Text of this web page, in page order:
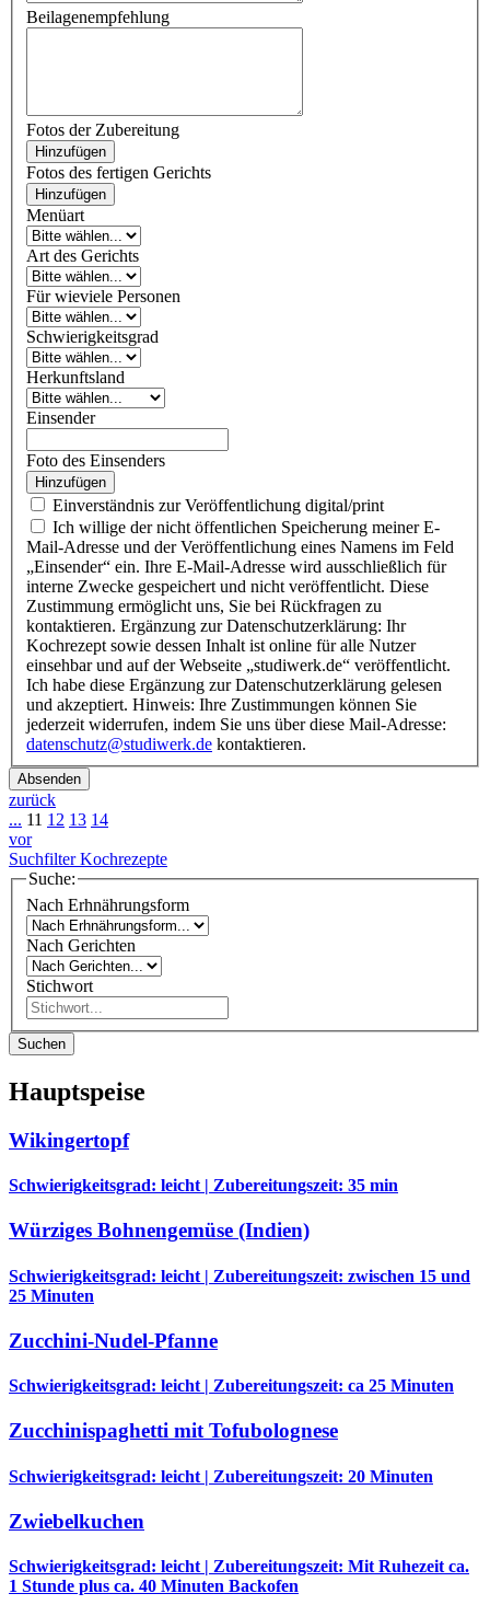
Beilagenempfehlung
Fotos der Zubereitung
Hinzufügen
Fotos des fertigen Gerichts
Hinzufügen
Menüart
Art des Gerichts
Für wieviele Personen
Schwierigkeitsgrad
Herkunftsland
Einsender
Foto des Einsenders
Hinzufügen
Einverständnis zur Veröffentlichung digital/print
Ich willige der nicht öffentlichen Speicherung meiner E-
Mail-Adresse und der Veröffentlichung eines Namens im Feld
„Einsender“ ein. Ihre E-Mail-Adresse wird ausschließlich für
interne Zwecke gespeichert und nicht veröffentlicht. Diese
Zustimmung ermöglicht uns, Sie bei Rückfragen zu
kontaktieren. Ergänzung zur Datenschutzerklärung: Ihr
Kochrezept sowie dessen Inhalt ist online für alle Nutzer
einsehbar und auf der Webseite „studiwerk.de“ veröffentlicht.
Ich habe diese Ergänzung zur Datenschutzerklärung gelesen
und akzeptiert. Hinweis: Ihre Zustimmungen können Sie
jederzeit widerrufen, indem Sie uns über diese Mail-Adresse:
datenschutz@studiwerk.de kontaktieren.
Absenden
zurück
... 11 12 13 14
vor
Suchfilter Kochrezepte
Suche:
Nach Erhnährungsform
Nach Gerichten
Stichwort
Suchen
Hauptspeise
Wikingertopf
Schwierigkeitsgrad: leicht | Zubereitungszeit: 35 min
Würziges Bohnengemüse (Indien)
Schwierigkeitsgrad: leicht | Zubereitungszeit: zwischen 15 und
25 Minuten
Zucchini-Nudel-Pfanne
Schwierigkeitsgrad: leicht | Zubereitungszeit: ca 25 Minuten
Zucchinispaghetti mit Tofubolognese
Schwierigkeitsgrad: leicht | Zubereitungszeit: 20 Minuten
Zwiebelkuchen
Schwierigkeitsgrad: leicht | Zubereitungszeit: Mit Ruhezeit ca.
1 Stunde plus ca. 40 Minuten Backofen